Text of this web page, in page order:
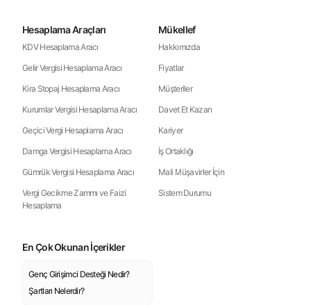
Hesaplama Araçları
KDV Hesaplama Aracı
Gelir Vergisi Hesaplama Aracı
Kira Stopaj Hesaplama Aracı
Kurumlar Vergisi Hesaplama Aracı
Geçici Vergi Hesaplama Aracı
Damga Vergisi Hesaplama Aracı
Gümrük Vergisi Hesaplama Aracı
Vergi Gecikme Zammı ve Faizi
Hesaplama
Mükellef
Hakkımızda
Fiyatlar
Müşteriler
Davet Et Kazan
Kariyer
İş Ortaklığı
Mali Müşavirler İçin
Sistem Durumu
En Çok Okunan İçerikler
Genç Girişimci Desteği Nedir?
Şartları Nelerdir?